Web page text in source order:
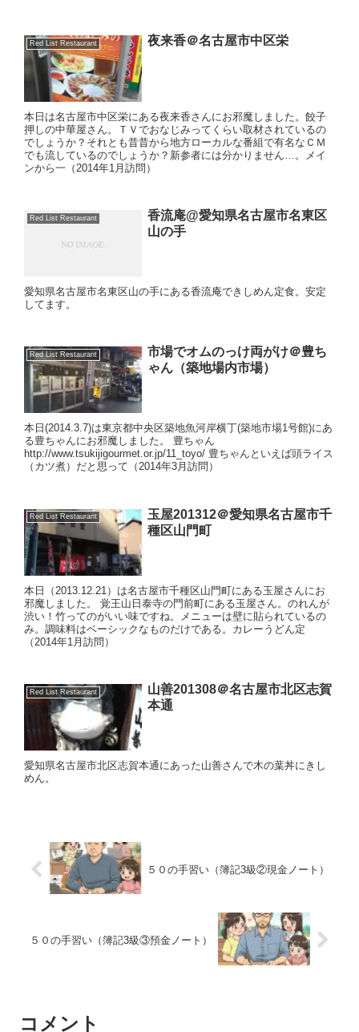
Red List Restaurant 夜来香＠名古屋市中区栄
本日は名古屋市中区栄にある夜来香さんにお邪魔しました。餃子
押しの中華屋さん。ＴＶでおなじみってくらい取材されているの
でしょうか？それとも昔昔から地方ローカルな番組で有名なＣＭ
でも流しているのでしょうか？新参者には分かりません…。メイ
ンから一（2014年1月訪問）
Red List Restaurant
香流庵@愛知県名古屋市名東区
山の手
愛知県名古屋市名東区山の手にある香流庵できしめん定食。安定
してます。
Red List Restaurant
市場でオムのっけ両がけ＠豊ち
ゃん（築地場内市場）
本日(2014.3.7)は東京都中央区築地魚河岸横丁(築地市場1号館)にあ
る豊ちゃんにお邪魔しました。 豊ちゃん
http://www.tsukijigourmet.or.jp/11_toyo/ 豊ちゃんといえば頭ライス
（カツ煮）だと思って（2014年3月訪問）
Red List Restaurant
玉屋201312＠愛知県名古屋市千
種区山門町
本日（2013.12.21）は名古屋市千種区山門町にある玉屋さんにお
邪魔しました。 覚王山日泰寺の門前町にある玉屋さん。のれんが
渋い！竹ってのがいい味ですね。メニューは壁に貼られているの
み。調味料はベーシックなものだけである。カレーうどん定
（2014年1月訪問）
Red List Restaurant
山善201308＠名古屋市北区志賀
本通
愛知県名古屋市北区志賀本通にあった山善さんで木の葉丼にきし
めん。
５０の手習い（簿記3級②現金ノート）
５０の手習い（簿記3級③預金ノート）
コメント